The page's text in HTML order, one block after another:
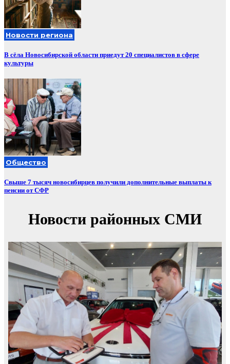
Новости региона
В сёла Новосибирской области приедут 20 специалистов в сфере
культуры
Общество
Свыше 7 тысяч новосибирцев получили дополнительные выплаты к
пенсии от СФР